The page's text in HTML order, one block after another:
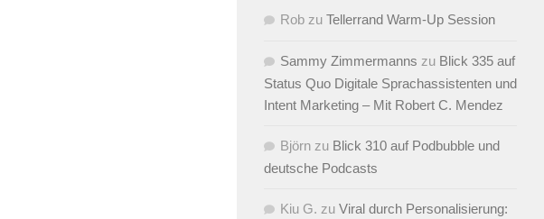
Rob zu Tellerrand Warm-Up Session
Sammy Zimmermanns zu Blick 335 auf
Status Quo Digitale Sprachassistenten und
Intent Marketing – Mit Robert C. Mendez
Björn zu Blick 310 auf Podbubble und
deutsche Podcasts
Kiu G. zu Viral durch Personalisierung: